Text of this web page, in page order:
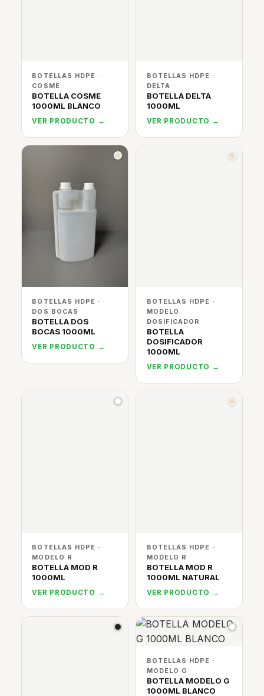
BOTELLAS HDPE ·
COSME
BOTELLA COSME
1000ML BLANCO
VER PRODUCTO →
BOTELLAS HDPE ·
DELTA
BOTELLA DELTA
1000ML
VER PRODUCTO →
BOTELLAS HDPE ·
DOS BOCAS
BOTELLA DOS
BOCAS 1000ML
VER PRODUCTO →
BOTELLAS HDPE ·
MODELO
DOSIFICADOR
BOTELLA
DOSIFICADOR
1000ML
VER PRODUCTO →
BOTELLAS HDPE ·
MODELO R
BOTELLA MOD R
1000ML
VER PRODUCTO →
BOTELLAS HDPE ·
MODELO R
BOTELLA MOD R
1000ML NATURAL
VER PRODUCTO →
BOTELLAS HDPE ·
MODELO G
BOTELLA MODELO G
1000ML BLANCO